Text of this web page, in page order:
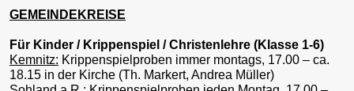
GEMEINDEKREISE
Für Kinder / Krippenspiel / Christenlehre (Klasse 1-6)
Kemnitz: Krippenspielproben immer montags, 17.00 – ca.
18.15 in der Kirche (Th. Markert, Andrea Müller)